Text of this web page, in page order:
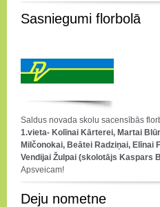
Sasniegumi florbolā
Saldus novada skolu sacensībās
1.vieta- Kolīnai Kārterei, Martai
Milčonokai, Beātei Radziņai, Elīnai
Vendijai Žulpai (skolotājs Kaspars
Apsveicam!
Deju nometne